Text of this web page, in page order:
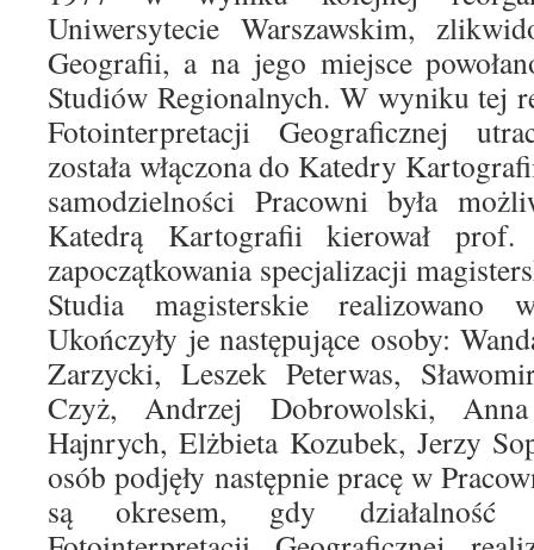
Uniwersytecie Warszawskim,
Geografii, a na jego miejsce
Studiów Regionalnych. W wyniku tej
Fotointerpretacji Geograficznej
została włączona do Katedry
samodzielności Pracowni była
Katedrą Kartografii kierował
zapoczątkowania specjalizacji
Studia magisterskie realizowano
Ukończyły je następujące osoby:
Zarzycki, Leszek Peterwas,
Czyż, Andrzej Dobrowolski,
Hajnrych, Elżbieta Kozubek, Jerzy
osób podjęły następnie pracę w
są okresem, gdy działalność